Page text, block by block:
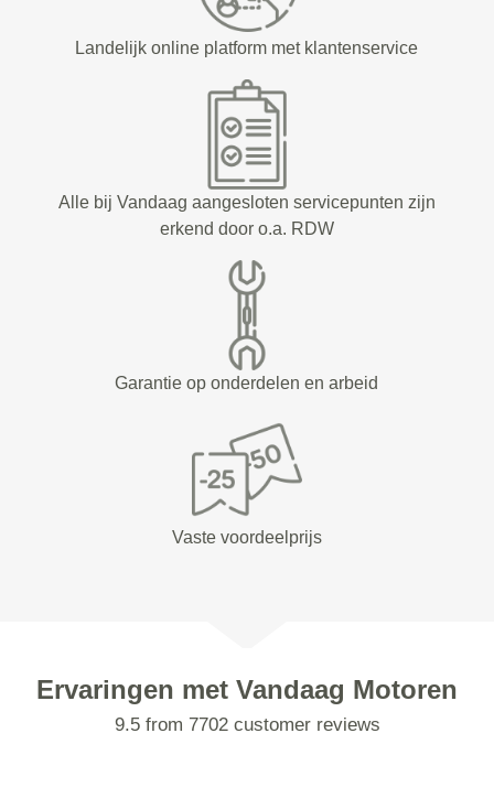
Landelijk online platform met klantenservice
Alle bij Vandaag aangesloten servicepunten zijn
erkend door o.a. RDW
Garantie op onderdelen en arbeid
Vaste voordeelprijs
Ervaringen met Vandaag Motoren
9.5 from 7702 customer reviews